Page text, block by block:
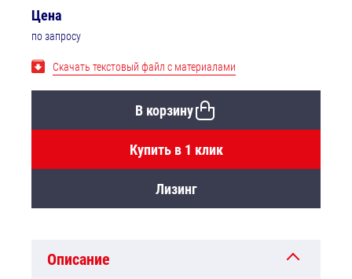
Цена
по запросу
Скачать текстовый файл с материалами
В корзину
Купить в 1 клик
Лизинг
Описание